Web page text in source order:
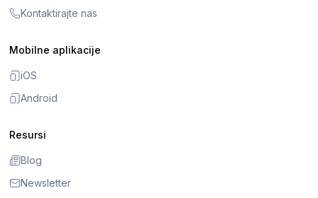
Kontaktirajte nas
Mobilne aplikacije
iOS
Android
Resursi
Blog
Newsletter